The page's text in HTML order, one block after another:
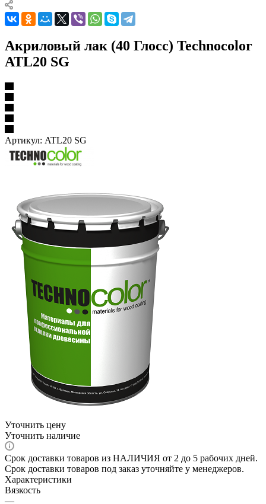
Акриловый лак (40 Глосс) Technocolor
ATL20 SG
Артикул: ATL20 SG
Уточнить цену
Уточнить наличие
Срок доставки товаров из НАЛИЧИЯ от 2 до 5 рабочих дней.
Срок доставки товаров под заказ уточняйте у менеджеров.
Характеристики
Вязкость
—